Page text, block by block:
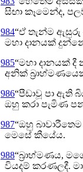
සිඟා කෑමෙන්ද,
984“ඒ තැන්ම
මහා දානයක්
985“මහා දානයක්
අනික්
986“පීඩාවූ පා ඇති
ඔහු කරා පැමිණ
987“ඔහු
මෙසේ කීයේය.
988“බ්‍රාහ්මණය,
වියදම් කරණලදී.